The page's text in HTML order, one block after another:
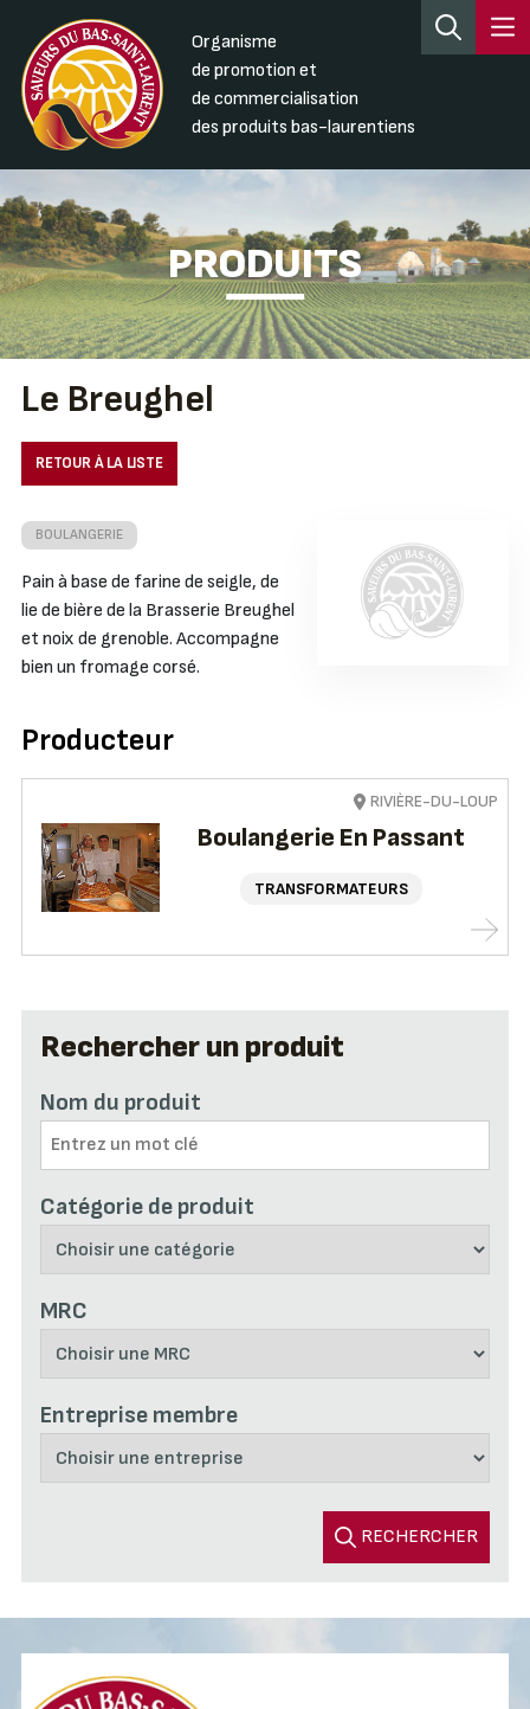
Organisme
de promotion et
de commercialisation
des produits bas-laurentiens
PRODUITS
Rechercher un produit
Nom du produit
Catégorie de produit
MRC
Entreprise membre
RECHERCHER
Le Breughel
RETOUR À LA LISTE
BOULANGERIE
Pain à base de farine de seigle, de
lie de bière de la Brasserie Breughel
et noix de grenoble. Accompagne
bien un fromage corsé.
Producteur
Boulangerie En Passant
TRANSFORMATEURS
RIVIÈRE-DU-LOUP